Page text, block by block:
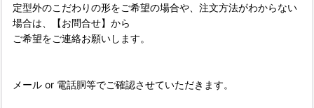
定型外のこだわりの形をご希望の場合や、注文方法がわからない
場合は、【お問合せ】から
ご希望をご連絡お願いします。
メール or 電話胴等でご確認させていただきます。